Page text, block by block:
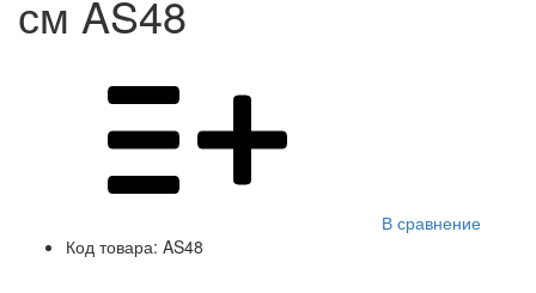
см AS48
В сравнение
Код товара: AS48